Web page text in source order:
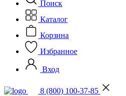
Поиск
Каталог
Корзина
Избранное
Вход
8 (800) 100-37-85